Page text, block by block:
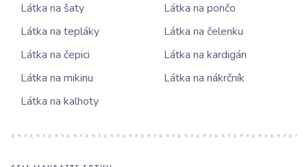
Látka na šaty
Látka na pončo
Látka na tepláky
Látka na čelenku
Látka na čepici
Látka na kardigán
Látka na mikinu
Látka na nákrčník
Látka na kalhoty